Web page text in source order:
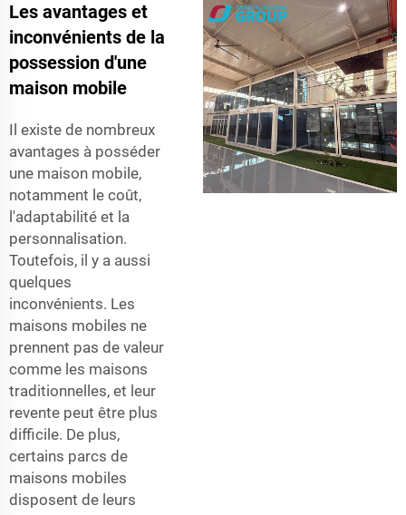
Les avantages et
inconvénients de la
possession d'une
maison mobile
Il existe de nombreux
avantages à posséder
une maison mobile,
notamment le coût,
l'adaptabilité et la
personnalisation.
Toutefois, il y a aussi
quelques
inconvénients. Les
maisons mobiles ne
prennent pas de valeur
comme les maisons
traditionnelles, et leur
revente peut être plus
difficile. De plus,
certains parcs de
maisons mobiles
disposent de leurs